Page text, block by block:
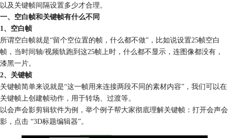
以及关键帧间隔设置多少才合理。
一、空白帧和关键帧有什么不同
1、空白帧
所谓空白帧就是“留个空位置的帧，什么都不做”，比如说设置25帧空白
帧，当时间轴/视频轨跑到这25帧上时，什么都不显示，连图像都没有，
漆黑一片。
2、关键帧
关键帧简单来说就是“这一帧用来连接两段不同的素材内容”，我们可以在
关键帧上创建帧动作，用于转场、过渡等。
以会声会影剪辑软件为例，举个例子帮大家彻底理解关键帧：打开会声会
影，点击 “3D标题编辑器”。